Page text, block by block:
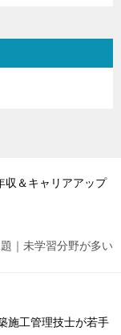
収＆キャリアアップ
｜未学習分野が多い
施工管理技士が若手